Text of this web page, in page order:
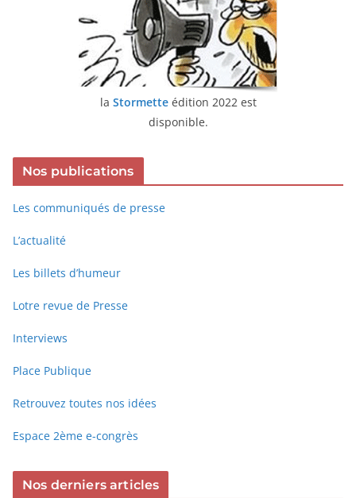
la Stormetteédition 2022 est
disponible.
Nos publications
Les communiqués de presse
L’actualité
Les billets d’humeur
Lotre revue de Presse
Interviews
Place Publique
Retrouvez toutes nos idées
Espace 2ème e-congrès
Nos derniers articles